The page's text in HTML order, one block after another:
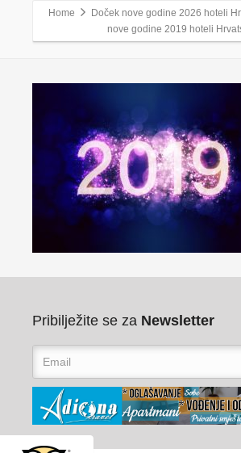
Home Doček nove godine 2026 hoteli
nove godine 2019 hoteli
Pribilježite se za Newsletter